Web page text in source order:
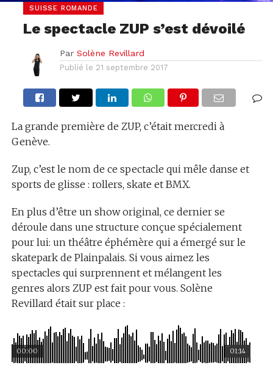
SUISSE ROMANDE
Le spectacle ZUP s’est dévoilé
Par Solène Revillard
Publié le 21 septembre 2017
La grande première de ZUP, c’était mercredi à
Genève.
Zup, c’est le nom de ce spectacle qui mêle danse et
sports de glisse : rollers, skate et BMX.
En plus d’être un show original, ce dernier se
déroule dans une structure conçue spécialement
pour lui: un théâtre éphémère qui a émergé sur le
skatepark de Plainpalais. Si vous aimez les
spectacles qui surprennent et mélangent les
genres alors ZUP est fait pour vous. Solène
Revillard était sur place :
01:14
00:00